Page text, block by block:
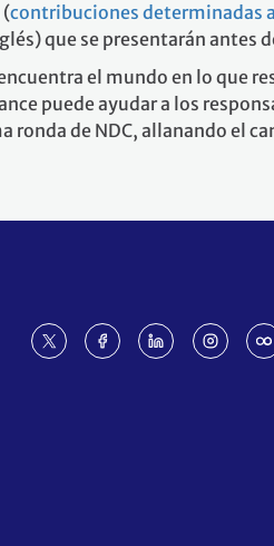
(contribuciones determinadas
que se presentarán antes
el mundo en lo que
puede ayudar a los
de NDC, allanando el